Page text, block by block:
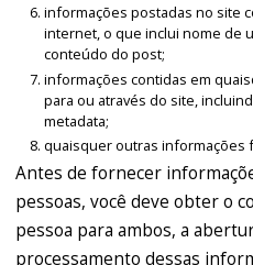
informações postadas no site
internet, o que inclui nome de
conteúdo do post;
informações contidas em
para ou através do site,
metadata;
quaisquer outras informações
Antes de fornecer
pessoas, você deve obter o
pessoa para ambos, a
processamento dessas